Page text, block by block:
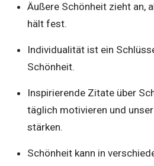
Äußere Schönheit zieht an,
hält fest.
Individualität ist ein
Schönheit.
Inspirierende Zitate über
täglich motivieren und
stärken.
Schönheit kann in